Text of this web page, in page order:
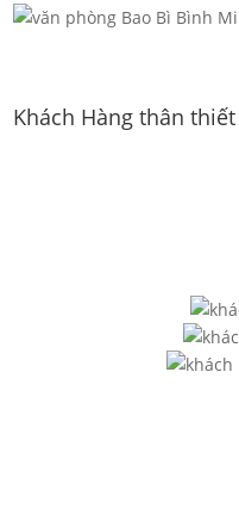
Khách Hàng thân thiết